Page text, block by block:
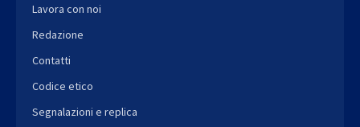
Lavora con noi
Redazione
Contatti
Codice etico
Segnalazioni e replica